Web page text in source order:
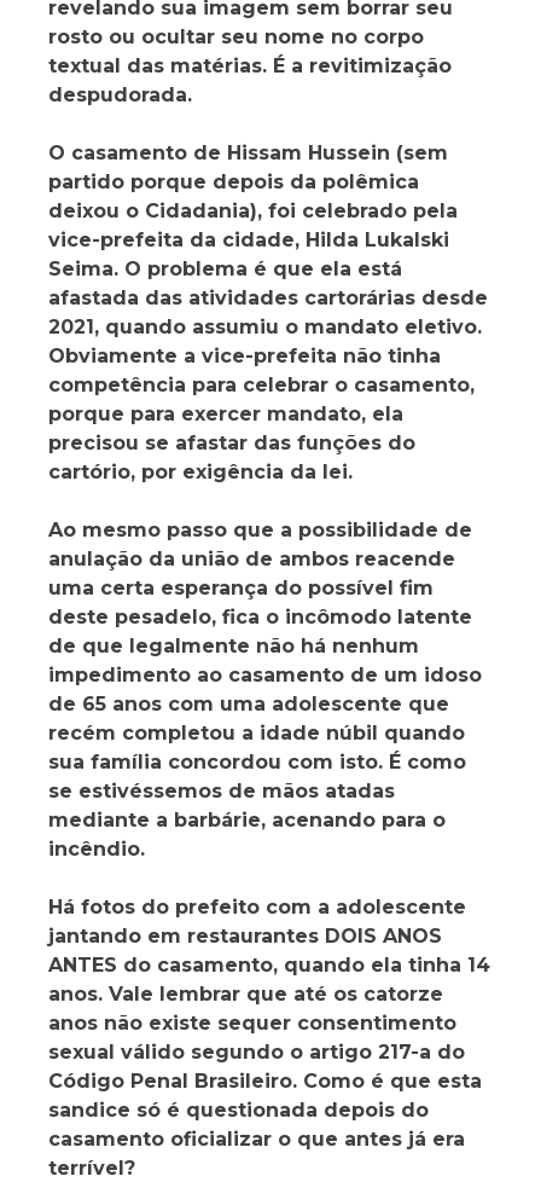
revelando sua imagem sem borrar seu
rosto ou ocultar seu nome no corpo
textual das matérias. É a revitimização
despudorada.
O casamento de Hissam Hussein (sem
partido porque depois da polêmica
deixou o Cidadania), foi celebrado pela
vice-prefeita da cidade, Hilda Lukalski
Seima. O problema é que ela está
afastada das atividades cartorárias desde
2021, quando assumiu o mandato eletivo.
Obviamente a vice-prefeita não tinha
competência para celebrar o casamento,
porque para exercer mandato, ela
precisou se afastar das funções do
cartório, por exigência da lei.
Ao mesmo passo que a possibilidade de
anulação da união de ambos reacende
uma certa esperança do possível fim
deste pesadelo, fica o incômodo latente
de que legalmente não há nenhum
impedimento ao casamento de um idoso
de 65 anos com uma adolescente que
recém completou a idade núbil quando
sua família concordou com isto. É como
se estivéssemos de mãos atadas
mediante a barbárie, acenando para o
incêndio.
Há fotos do prefeito com a adolescente
jantando em restaurantes DOIS ANOS
ANTES do casamento, quando ela tinha 14
anos. Vale lembrar que até os catorze
anos não existe sequer consentimento
sexual válido segundo o artigo 217-a do
Código Penal Brasileiro. Como é que esta
sandice só é questionada depois do
casamento oficializar o que antes já era
terrível?